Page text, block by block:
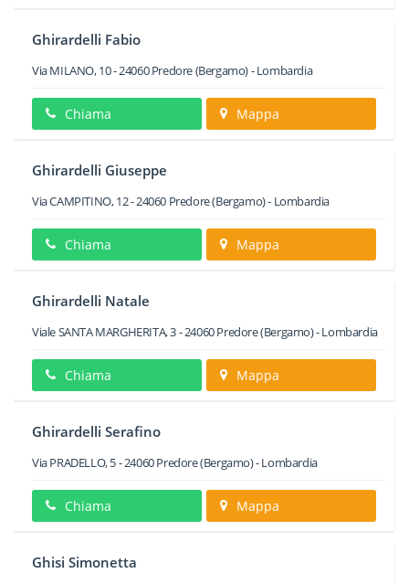
Ghirardelli Fabio
Via MILANO, 10-24060 Predore(Bergamo) -Lombardia
Chiama Mappa
Ghirardelli Giuseppe
Via CAMPITINO, 12-24060 Predore(Bergamo) - Lombardia
Chiama Mappa
Ghirardelli Natale
Viale SANTA MARGHERITA, 3-24060Predore(Bergamo) -Lombardia
Chiama Mappa
Ghirardelli Serafino
Via PRADELLO, 5-24060Predore(Bergamo) -Lombardia
Chiama Mappa
Ghisi Simonetta